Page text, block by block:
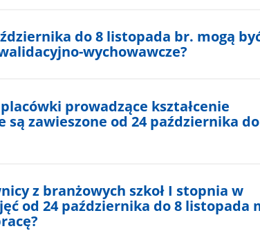
do 8 listopada br. mogą
wychowawcze?
prowadzące kształcenie
zawieszone od 24 października
z branżowych szkoł I stopnia w
od 24 października do 8 listopada